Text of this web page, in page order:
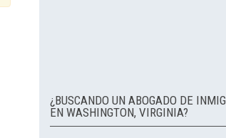
¿BUSCANDO UN ABOGADO DE
EN WASHINGTON, VIRGINIA?